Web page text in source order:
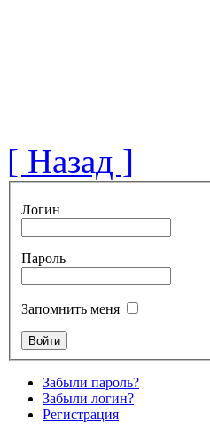
[ Назад ]
Логин
Пароль
Запомнить меня
Забыли пароль?
Забыли логин?
Регистрация